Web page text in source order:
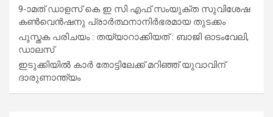
9-ാമത് ഡാളസ് കെ ഇ സി എഫ് സംയുക്ത സുവിശേഷ
കൺവെൻഷനു പ്രാർത്ഥനാനിർഭരമായ തുടക്കം
പുസ്തക പരിചയം : തയ്യാറാക്കിയത് : ബാജി ഓടംവേലി,
ഡാലസ്
ഇടുക്കിയിൽ കാർ തോട്ടിലേക്ക് മറിഞ്ഞ് യുവാവിന്
ദാരുണാന്ത്യം